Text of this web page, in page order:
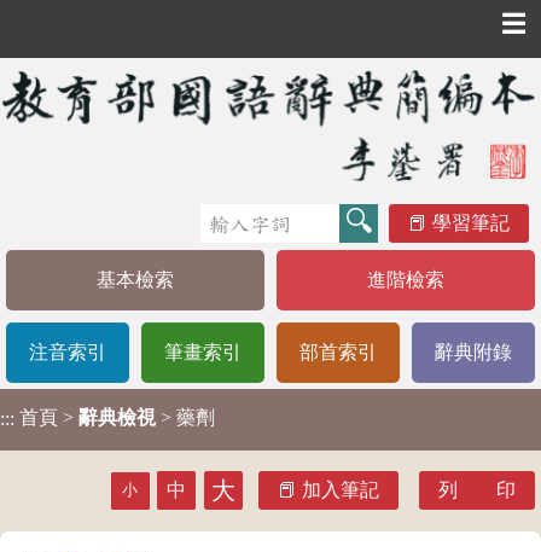
☰
學習筆記
基本檢索 進階檢索
注音索引 筆畫索引 部首索引 辭典附錄
::: 首頁 > 辭典檢視 > 藥劑
小 中 大 加入筆記 列 印